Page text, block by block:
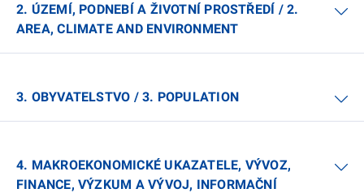
2. ÚZEMÍ, PODNEBÍ A ŽIVOTNÍ PROSTŘEDÍ / 2.
AREA, CLIMATE AND ENVIRONMENT
3. OBYVATELSTVO / 3. POPULATION
4. MAKROEKONOMICKÉ UKAZATELE, VÝVOZ,
FINANCE, VÝZKUM A VÝVOJ, INFORMAČNÍ